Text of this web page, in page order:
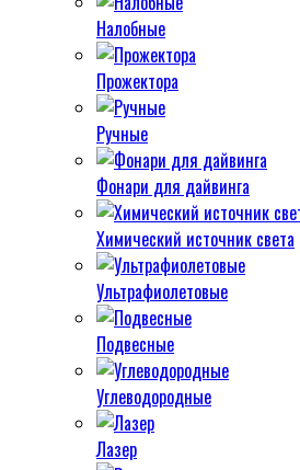
Налобные
Прожектора
Ручные
Фонари для дайвинга
Химический источник света
Ультрафиолетовые
Подвесные
Углеводородные
Лазер